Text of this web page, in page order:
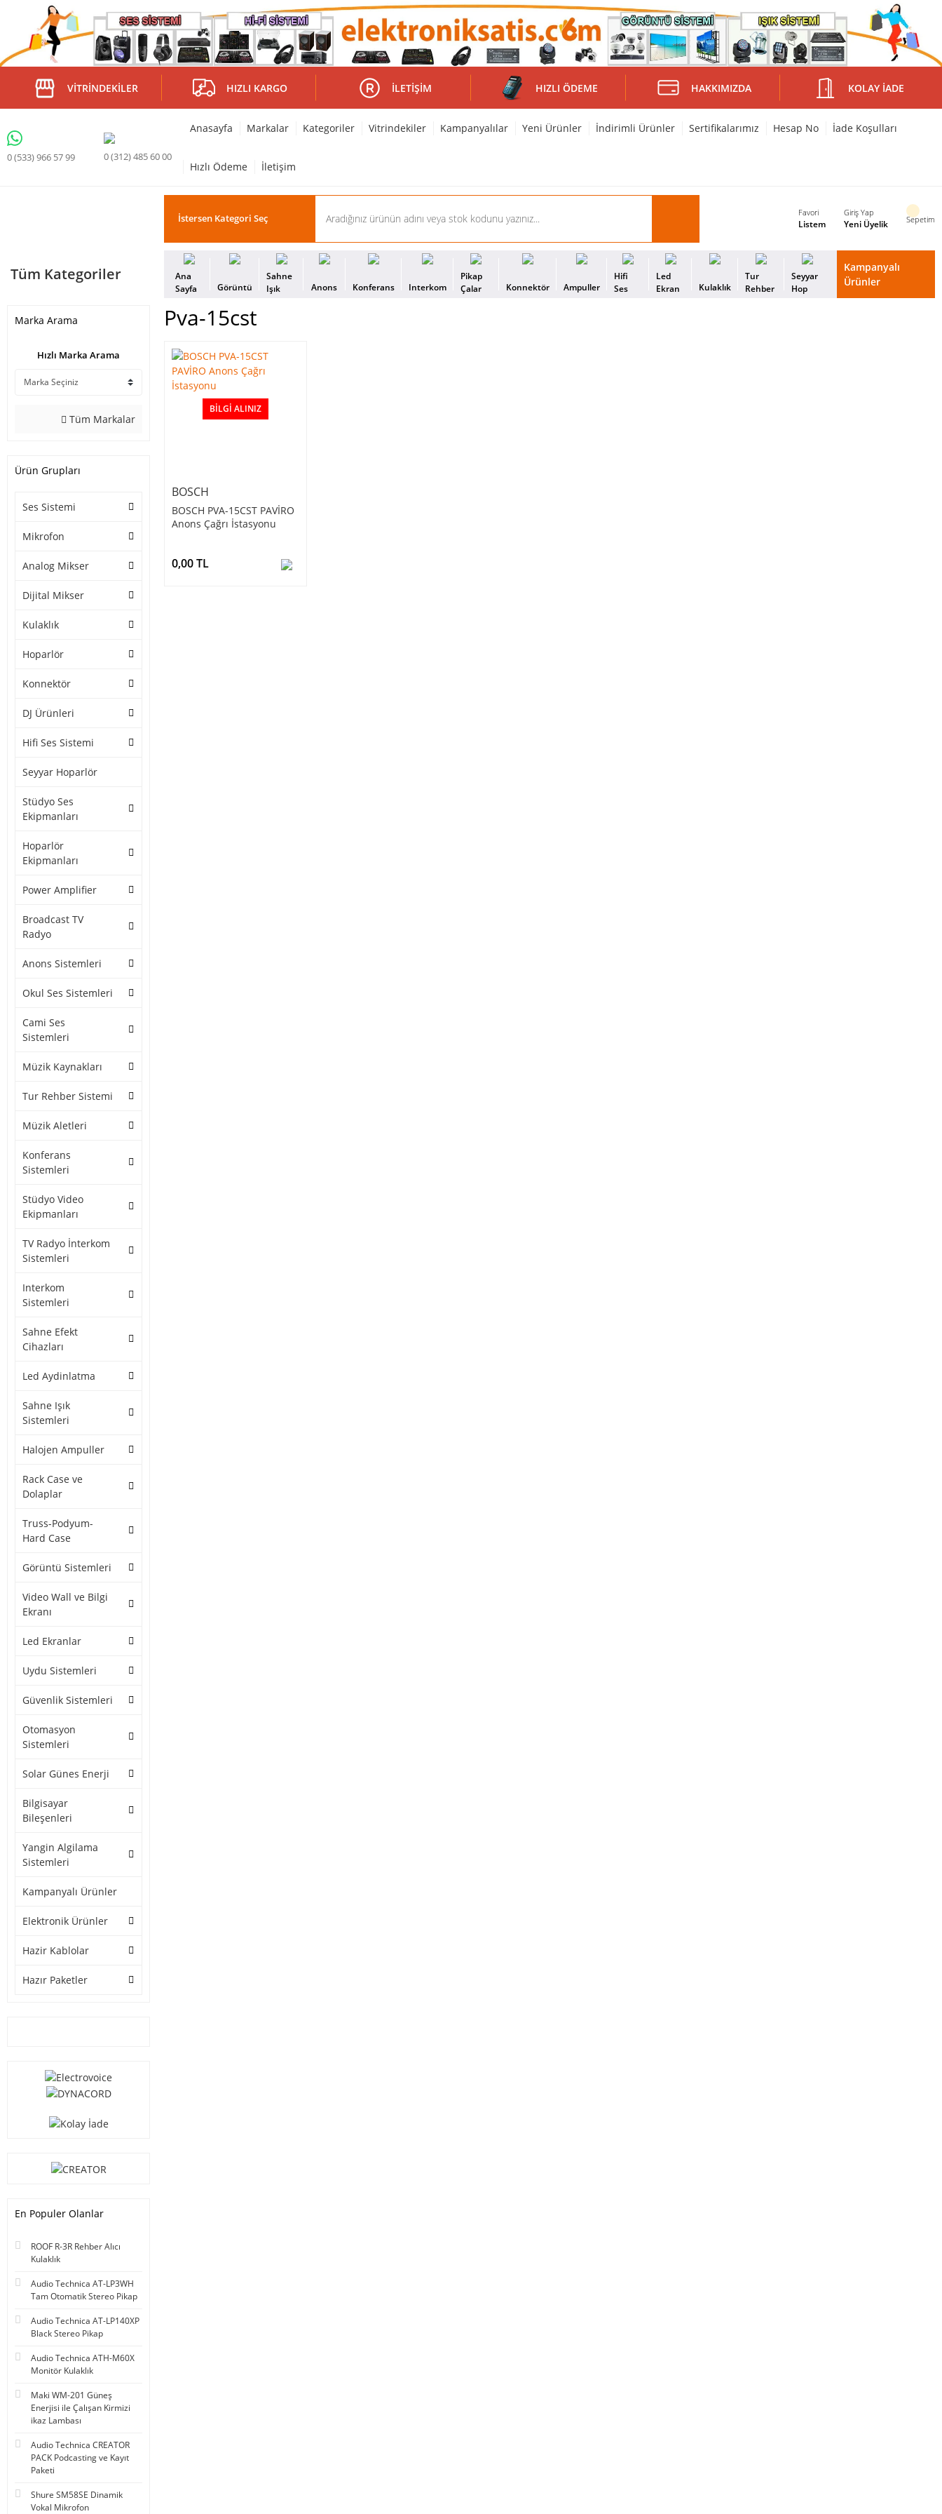
VITRINDEKILER HIZLI KARGO İLETIŞIM HIZLI ÖDEME HAKKIMIZDA KOLAY İADE
0 (533) 966 57 99 0 (312) 485 60 00
Anasayfa Markalar Kategoriler Vitrindekiler Kampanyalılar Yeni Ürünler İndirimli Ürünler Sertifikalarımız Hesap No İade Koşulları
Hızlı Ödeme İletişim
Favori
Listem
Giriş Yap
Yeni Üyelik Sepetim
Tüm Kategoriler
Ana
Sayfa
Görüntü
Sahne
Işık
Anons Konferans Interkom
Pikap
Çalar
Konnektör Ampuller
Hifi
Ses
Led
Ekran
Kulaklık
Tur
Rehber
Seyyar
Hop
Kampanyalı
Ürünler
Marka Arama
Hızlı Marka Arama
Tüm Markalar
Ürün Grupları
Ses Sistemi
Mikrofon
Analog Mikser
Dijital Mikser
Kulaklık
Hoparlör
Konnektör
DJ Ürünleri
Hifi Ses Sistemi
Seyyar Hoparlör
Stüdyo Ses
Ekipmanları
Hoparlör
Ekipmanları
Power Amplifier
Broadcast TV
Radyo
Anons Sistemleri
Okul Ses Sistemleri
Cami Ses
Sistemleri
Müzik Kaynakları
Tur Rehber Sistemi
Müzik Aletleri
Konferans
Sistemleri
Stüdyo Video
Ekipmanları
TV Radyo İnterkom
Sistemleri
Interkom
Sistemleri
Sahne Efekt
Cihazları
Led Aydinlatma
Sahne Işık
Sistemleri
Halojen Ampuller
Rack Case ve
Dolaplar
Truss-Podyum-
Hard Case
Görüntü Sistemleri
Video Wall ve Bilgi
Ekranı
Led Ekranlar
Uydu Sistemleri
Güvenlik Sistemleri
Otomasyon
Sistemleri
Solar Günes Enerji
Bilgisayar
Bileşenleri
Yangin Algilama
Sistemleri
Kampanyalı Ürünler
Elektronik Ürünler
Hazir Kablolar
Hazır Paketler
En Populer Olanlar
ROOF R-3R Rehber Alıcı
Kulaklık
Audio Technica AT-LP3WH
Tam Otomatik Stereo Pikap
Audio Technica AT-LP140XP
Black Stereo Pikap
Audio Technica ATH-M60X
Monitör Kulaklık
Maki WM-201 Güneş
Enerjisi ile Çalışan Kirmizi
ikaz Lambası
Audio Technica CREATOR
PACK Podcasting ve Kayıt
Paketi
Shure SM58SE Dinamik
Vokal Mikrofon
Pva-15cst
BILGI ALINIZ
BOSCH
BOSCH PVA-15CST PAVİRO
Anons Çağrı İstasyonu
0,00 TL